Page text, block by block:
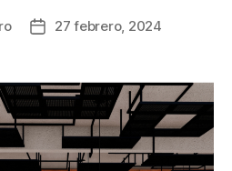
27 febrero, 2024